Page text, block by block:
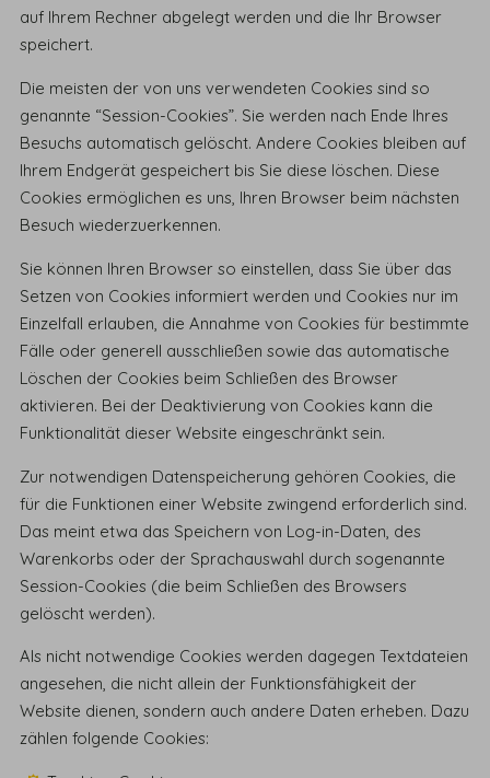
auf Ihrem Rechner abgelegt werden und die Ihr Browser
speichert.
Die meisten der von uns verwendeten Cookies sind so
genannte “Session-Cookies”. Sie werden nach Ende Ihres
Besuchs automatisch gelöscht. Andere Cookies bleiben auf
Ihrem Endgerät gespeichert bis Sie diese löschen. Diese
Cookies ermöglichen es uns, Ihren Browser beim nächsten
Besuch wiederzuerkennen.
Sie können Ihren Browser so einstellen, dass Sie über das
Setzen von Cookies informiert werden und Cookies nur im
Einzelfall erlauben, die Annahme von Cookies für bestimmte
Fälle oder generell ausschließen sowie das automatische
Löschen der Cookies beim Schließen des Browser
aktivieren. Bei der Deaktivierung von Cookies kann die
Funktionalität dieser Website eingeschränkt sein.
Zur notwendigen Datenspeicherung gehören Cookies, die
für die Funktionen einer Website zwingend erforderlich sind.
Das meint etwa das Speichern von Log-in-Daten, des
Warenkorbs oder der Sprachauswahl durch sogenannte
Session-Cookies (die beim Schließen des Browsers
gelöscht werden).
Als nicht notwendige Cookies werden dagegen Textdateien
angesehen, die nicht allein der Funktionsfähigkeit der
Website dienen, sondern auch andere Daten erheben. Dazu
zählen folgende Cookies: